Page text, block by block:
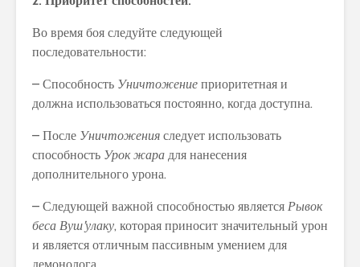
Во время боя следуйте следующей
последовательности:
– Способность Уничтожение приоритетная и
должна использоваться постоянно, когда доступна.
– После Уничтожения следует использовать
способность Урок жара для нанесения
дополнительного урона.
– Следующей важной способностью является Рывок
беса Вуш’улаку, которая приносит значительный урон
и является отличным пассивным умением для